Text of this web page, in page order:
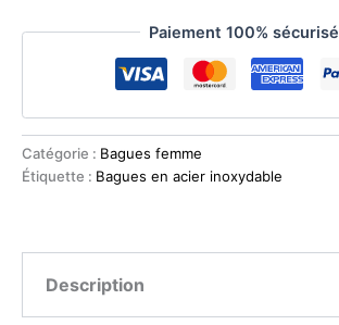
Paiement 100% sécurisé
Catégorie : Bagues femme
Étiquette : Bagues en acier inoxydable
Description